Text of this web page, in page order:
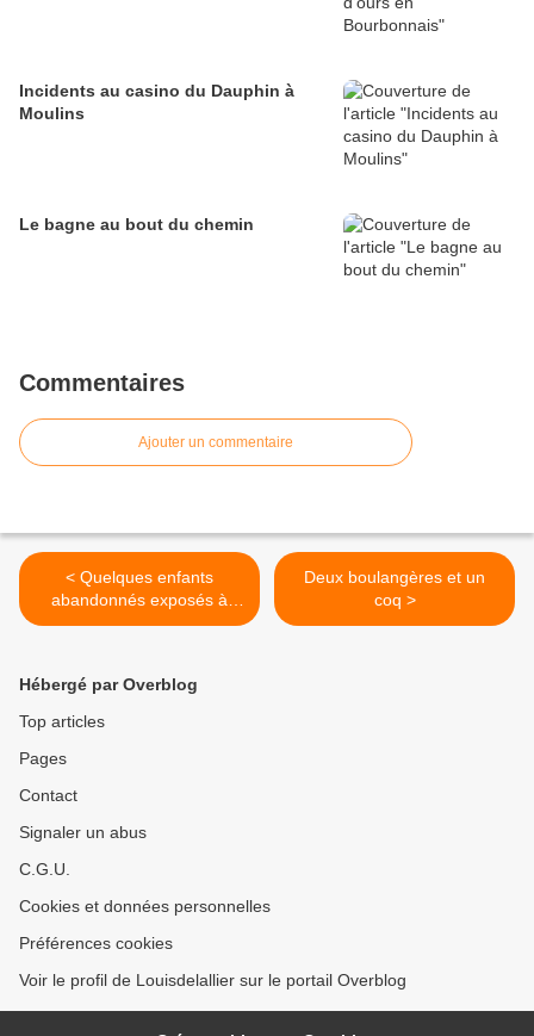
Incidents au casino du Dauphin à
Moulins
Le bagne au bout du chemin
Commentaires
Ajouter un commentaire
< Quelques enfants
abandonnés exposés à
Moulins de 1857 à 1860
Deux boulangères et un
coq >
Hébergé par Overblog
Top articles
Pages
Contact
Signaler un abus
C.G.U.
Cookies et données personnelles
Préférences cookies
Voir le profil de Louisdelallier sur le portail Overblog